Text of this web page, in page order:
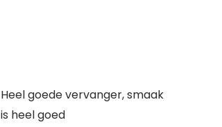
Heel goede vervanger, smaak
is heel goed